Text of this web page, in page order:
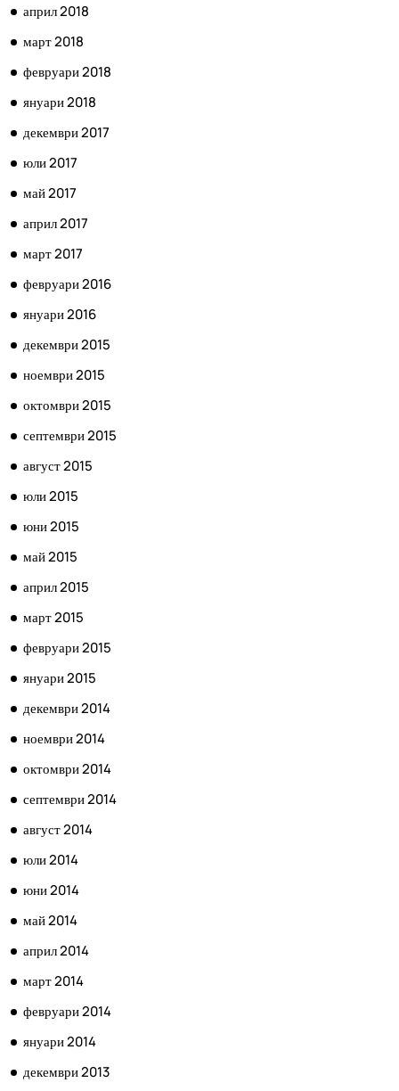
април 2018
март 2018
февруари 2018
януари 2018
декември 2017
юли 2017
май 2017
април 2017
март 2017
февруари 2016
януари 2016
декември 2015
ноември 2015
октомври 2015
септември 2015
август 2015
юли 2015
юни 2015
май 2015
април 2015
март 2015
февруари 2015
януари 2015
декември 2014
ноември 2014
октомври 2014
септември 2014
август 2014
юли 2014
юни 2014
май 2014
април 2014
март 2014
февруари 2014
януари 2014
декември 2013